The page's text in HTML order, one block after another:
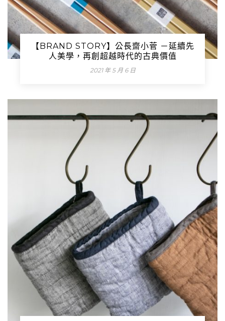
【BRAND STORY】公長齋小菅 －延續先
人美學，再創超越時代的古典價值
2021 年 5 月 6 日